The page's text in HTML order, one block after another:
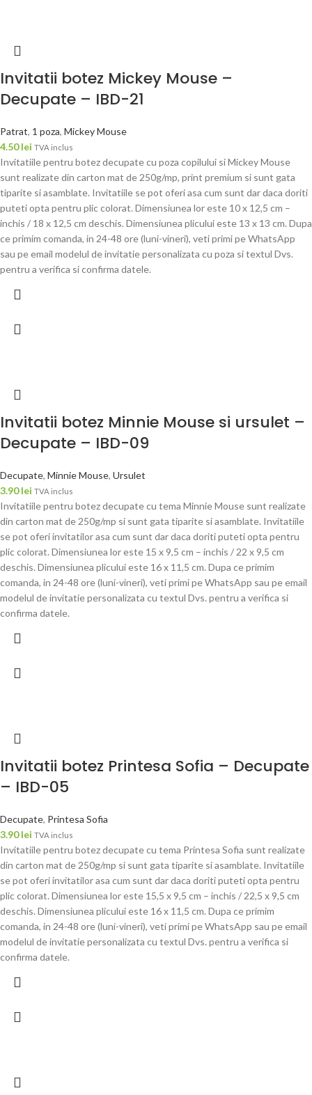
Invitatii botez Mickey Mouse –
Decupate – IBD-21
Patrat, 1 poza, Mickey Mouse
4.50lei TVA inclus
Invitatiile pentru botez decupate cu poza copilului si Mickey Mouse
sunt realizate din carton mat de 250g/mp, print premium si sunt gata
tiparite si asamblate. Invitatiile se pot oferi asa cum sunt dar daca doriti
puteti opta pentru plic colorat. Dimensiunea lor este 10 x 12,5 cm –
inchis / 18 x 12,5 cm deschis. Dimensiunea plicului este 13 x 13 cm. Dupa
ce primim comanda, in 24-48 ore (luni-vineri), veti primi pe WhatsApp
sau pe email modelul de invitatie personalizata cu poza si textul Dvs.
pentru a verifica si confirma datele.
Invitatii botez Minnie Mouse si ursulet –
Decupate – IBD-09
Decupate, Minnie Mouse, Ursulet
3.90lei TVA inclus
Invitatiile pentru botez decupate cu tema Minnie Mouse sunt realizate
din carton mat de 250g/mp si sunt gata tiparite si asamblate. Invitatiile
se pot oferi invitatilor asa cum sunt dar daca doriti puteti opta pentru
plic colorat. Dimensiunea lor este 15 x 9,5 cm – inchis / 22 x 9,5 cm
deschis. Dimensiunea plicului este 16 x 11,5 cm. Dupa ce primim
comanda, in 24-48 ore (luni-vineri), veti primi pe WhatsApp sau pe email
modelul de invitatie personalizata cu textul Dvs. pentru a verifica si
confirma datele.
Invitatii botez Printesa Sofia – Decupate
– IBD-05
Decupate, Printesa Sofia
3.90lei TVA inclus
Invitatiile pentru botez decupate cu tema Printesa Sofia sunt realizate
din carton mat de 250g/mp si sunt gata tiparite si asamblate. Invitatiile
se pot oferi invitatilor asa cum sunt dar daca doriti puteti opta pentru
plic colorat. Dimensiunea lor este 15,5 x 9,5 cm – inchis / 22,5 x 9,5 cm
deschis. Dimensiunea plicului este 16 x 11,5 cm. Dupa ce primim
comanda, in 24-48 ore (luni-vineri), veti primi pe WhatsApp sau pe email
modelul de invitatie personalizata cu textul Dvs. pentru a verifica si
confirma datele.